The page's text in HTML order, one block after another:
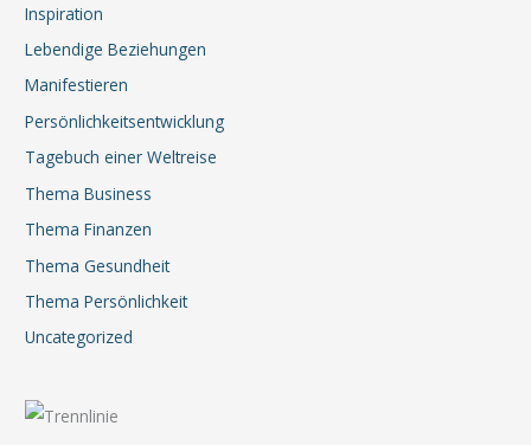
Inspiration
Lebendige Beziehungen
Manifestieren
Persönlichkeitsentwicklung
Tagebuch einer Weltreise
Thema Business
Thema Finanzen
Thema Gesundheit
Thema Persönlichkeit
Uncategorized